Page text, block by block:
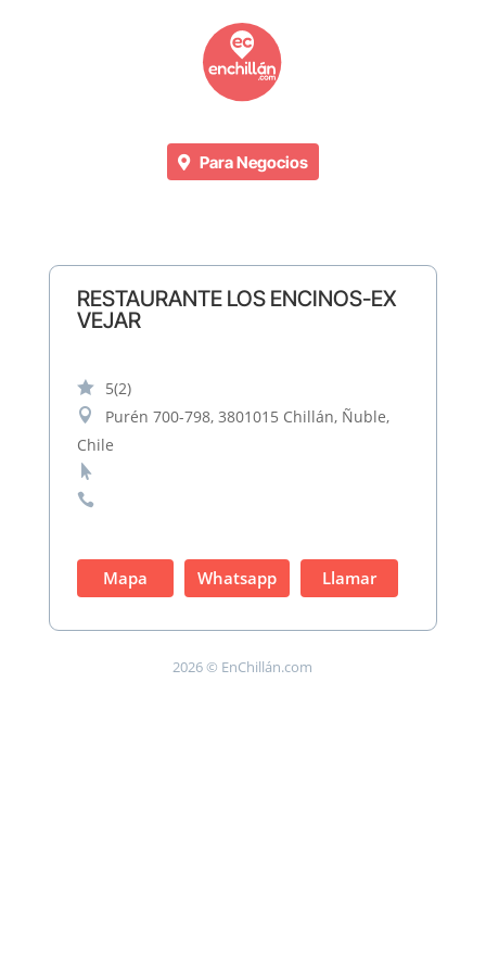
Para Negocios
RESTAURANTE LOS ENCINOS-EX
VEJAR
 5(2)

Purén 700-798, 3801015 Chillán, Ñuble,
Chile


Mapa Whatsapp Llamar
2026 © EnChillán.com